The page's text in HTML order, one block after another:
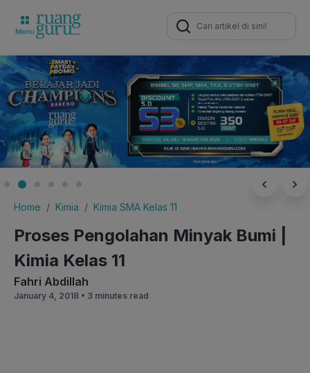
Search
for:
Home Kimia Kimia SMA Kelas 11
Proses Pengolahan Minyak Bumi |
Kimia Kelas 11
Fahri Abdillah
January 4, 2018 • 3 minutes read